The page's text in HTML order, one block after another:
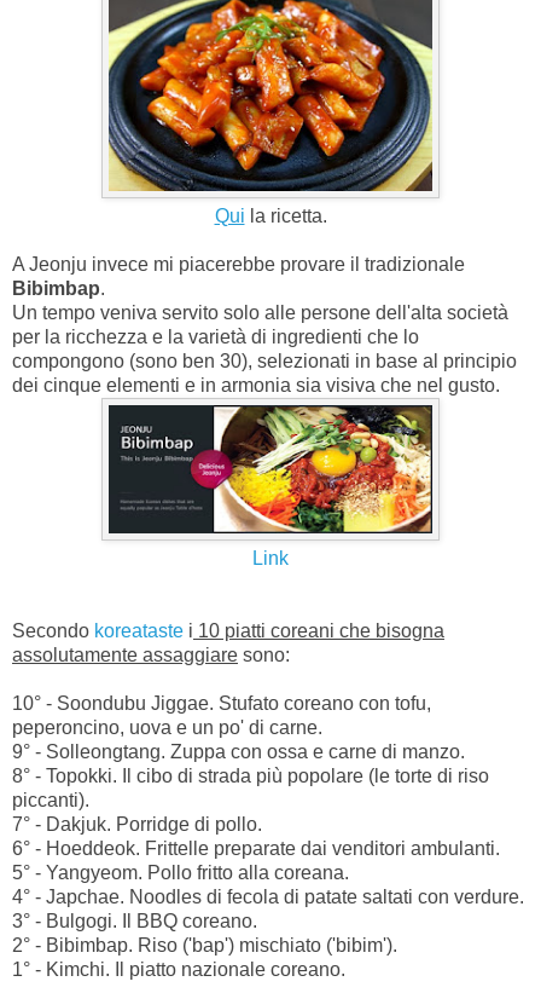
Qui la ricetta.
A Jeonju invece mi piacerebbe provare il tradizionale
Bibimbap.
Un tempo veniva servito solo alle persone dell'alta società
per la ricchezza e la varietà di ingredienti che lo
compongono (sono ben 30), selezionati in base al principio
dei cinque elementi e in armonia sia visiva che nel gusto.
Link
Secondo koreataste i 10 piatti coreani che bisogna
assolutamente assaggiare sono:
10° - Soondubu Jiggae. Stufato coreano con tofu,
peperoncino, uova e un po' di carne.
9° - Solleongtang. Zuppa con ossa e carne di manzo.
8° - Topokki. Il cibo di strada più popolare (le torte di riso
piccanti).
7° - Dakjuk. Porridge di pollo.
6° - Hoeddeok. Frittelle preparate dai venditori ambulanti.
5° - Yangyeom. Pollo fritto alla coreana.
4° - Japchae. Noodles di fecola di patate saltati con verdure.
3° - Bulgogi. Il BBQ coreano.
2° - Bibimbap. Riso ('bap') mischiato ('bibim').
1° - Kimchi. Il piatto nazionale coreano.